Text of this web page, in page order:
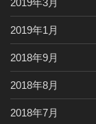
2019年3月
2019年1月
2018年9月
2018年8月
2018年7月